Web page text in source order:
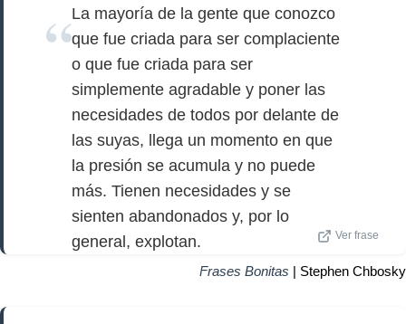
La mayoría de la gente que conozco
que fue criada para ser complaciente
o que fue criada para ser
simplemente agradable y poner las
necesidades de todos por delante de
las suyas, llega un momento en que
la presión se acumula y no puede
más. Tienen necesidades y se
sienten abandonados y, por lo
general, explotan.
Ver frase
Frases Bonitas | Stephen Chbosky